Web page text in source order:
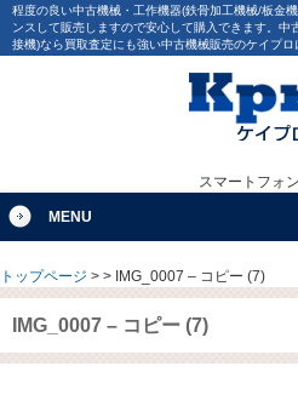
程度の良い中古機械・工作機器(鉄骨加工機械/板金
ンスして販売しますので安心して購入できます。
接機)なら買取査定にも強い中古機械販売のケイプロ
スマートフォ
MENU
トップページ > > IMG_0007 – コピー (7)
IMG_0007 – コピー (7)